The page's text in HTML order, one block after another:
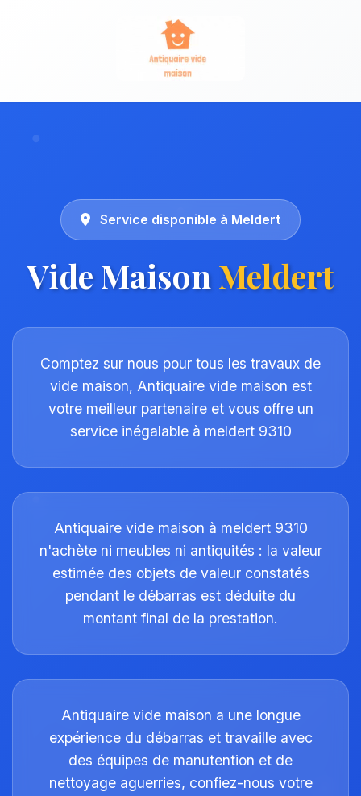
Service disponible à Meldert
Vide MaisonMeldert
Comptez sur nous pour tous les travaux de
vide maison, Antiquaire vide maison est
votre meilleur partenaire et vous offre un
service inégalable à meldert 9310
Antiquaire vide maison à meldert 9310
n'achète ni meubles ni antiquités : la valeur
estimée des objets de valeur constatés
pendant le débarras est déduite du
montant final de la prestation.
Antiquaire vide maison a une longue
expérience du débarras et travaille avec
des équipes de manutention et de
nettoyage aguerries, confiez-nous votre